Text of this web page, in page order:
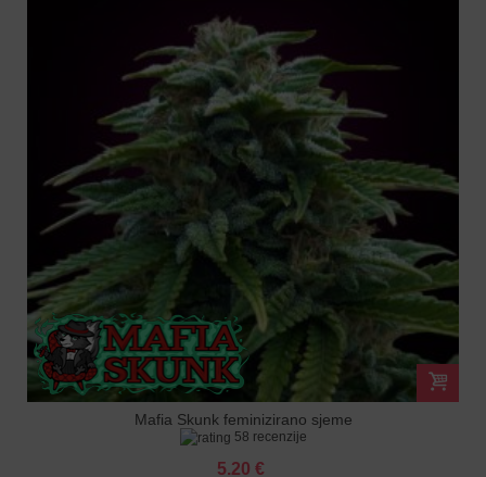
Mafia Skunk feminizirano sjeme
58 recenzije
5.20 €